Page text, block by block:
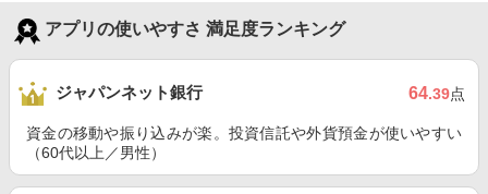
アプリの使いやすさ 満足度ランキング
ジャパンネット銀行 64.39点
資金の移動や振り込みが楽。投資信託や外貨預金が使いやすい
（60代以上／男性）